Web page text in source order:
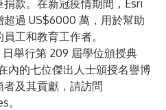
款。在新冠疫情期間，Esri
過 US$6000 萬，用於幫助
工和教育工作者。
舉行第 209 屆學位頒授典
內的七位傑出人士頒授名譽博
及其貢獻，請訪問
。